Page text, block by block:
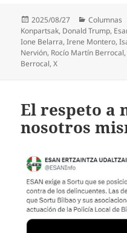
Publicado
el
2025/08/27 Categorías
Columnas
Konpartsak, Donald Trump,
Ione Belarra,Irene Montero,
Nervión, Rocío Martín Berrocal
Berrocal,X
El respeto a
nosotros